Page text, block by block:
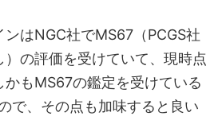
はNGC社でMS67（PCGS社
の評価を受けていて、現時点
もMS67の鑑定を受けている
で、その点も加味すると良い